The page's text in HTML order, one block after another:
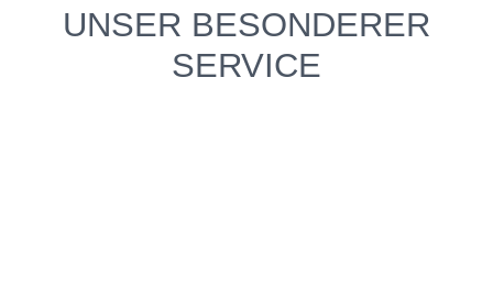
UNSER BESONDERER
SERVICE